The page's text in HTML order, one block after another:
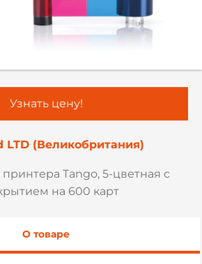
LTD (Великобритания)
Tango, 5-цветная с
на 600 карт
Узнать цену!
О товаре